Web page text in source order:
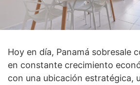
Hoy en día, Panamá sobresale
en constante crecimiento
con una ubicación estratégica,